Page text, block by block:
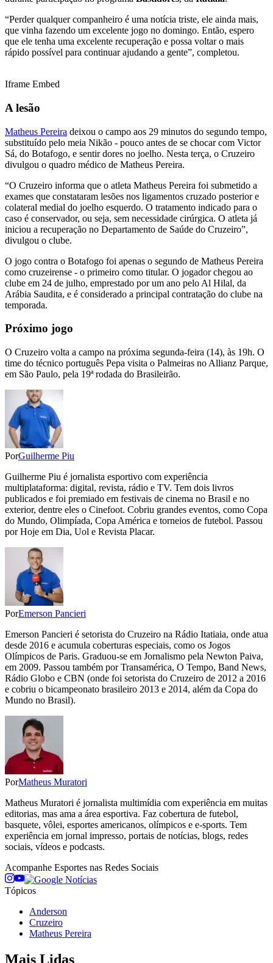
“Perder qualquer companheiro é uma notícia triste, ele ainda mais,
que vinha fazendo um excelente jogo no domingo. Então, espero
que ele tenha uma excelente recuperação e possa voltar o mais
rápido possível para continuar ajudando a gente”, completou.
Iframe Embed
A lesão
Matheus Pereira deixou o campo aos 29 minutos do segundo tempo,
substituído pelo meia Nikão - pouco antes de se chocar com Victor
Sá, do Botafogo, e sentir dores no joelho. Nesta terça, o Cruzeiro
divulgou o quadro médico de Matheus Pereira.
“O Cruzeiro informa que o atleta Matheus Pereira foi submetido a
exames que constataram lesões nos ligamentos cruzado posterior e
colateral medial do joelho esquerdo. O tratamento indicado para o
caso é conservador, ou seja, sem necessidade cirúrgica. O atleta já
iniciou a recuperação no Departamento de Saúde do Cruzeiro”,
divulgou o clube.
O jogo contra o Botafogo foi apenas o segundo de Matheus Pereira
como cruzeirense - o primeiro como titular. O jogador chegou ao
clube em 24 de julho, emprestado por um ano pelo Al Hilal, da
Arábia Saudita, e é considerado a principal contratação do clube na
temporada.
Próximo jogo
O Cruzeiro volta a campo na próxima segunda-feira (14), às 19h. O
time do técnico português Pepa visita o Palmeiras no Allianz Parque,
em São Paulo, pela 19ª rodada do Brasileirão.
PorGuilherme Piu
Guilherme Piu é jornalista esportivo com experiência
multiplataforma: digital, revista, rádio e TV. Tem dois livros
publicados e foi premiado em festivais de cinema no Brasil e no
exterior, dentre eles o Cinefoot. Cobriu grandes eventos, como Copa
do Mundo, Olimpíada, Copa América e torneios de futebol. Passou
por Hoje em Dia, Uol e Revista Placar.
PorEmerson Pancieri
Emerson Pancieri é setorista do Cruzeiro na Rádio Itatiaia, onde atua
desde 2016 e acumula coberturas especiais, como os Jogos
Olímpicos de Paris. Graduou-se em Jornalismo pela Newton Paiva,
em 2009. Passou também por Transamérica, O Tempo, Band News,
Rádio Globo e CBN (onde foi setorista do Cruzeiro de 2012 a 2016
e cobriu o bicampeonato brasileiro 2013 e 2014, além da Copa do
Mundo no Brasil).
PorMatheus Muratori
Matheus Muratori é jornalista multimídia com experiência em muitas
editorias, mas ama a área esportiva. Faz cobertura de futebol,
basquete, vôlei, esportes americanos, olímpicos e e-sports. Tem
experiência em jornal impresso, portais de notícias, blogs, redes
sociais, vídeos e podcasts.
Acompanhe Esportes nas Redes Sociais
Tópicos
Anderson
Cruzeiro
Matheus Pereira
Mais Lidas